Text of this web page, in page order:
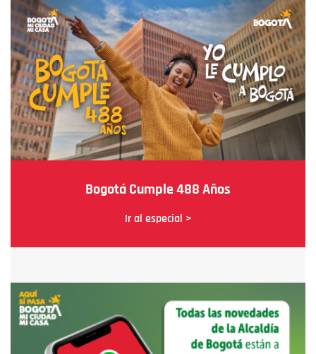
Bogotá Cumple 488 Años
Ir al especial >